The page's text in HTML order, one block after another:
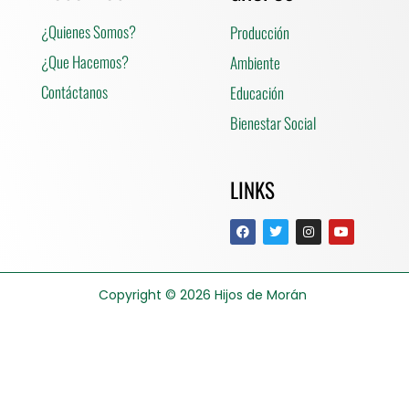
¿Quienes Somos?
¿Que Hacemos?
Contáctanos
Producción
Ambiente
Educación
Bienestar Social
LINKS
Copyright © 2026 Hijos de Morán